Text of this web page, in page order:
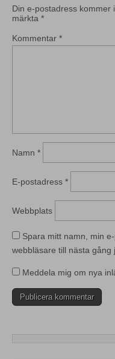
Din e-postadress kommer
märkta *
Kommentar *
Namn *
E-postadress *
Webbplats
Spara mitt namn, min
webbläsare till nästa gång
Meddela mig om nya